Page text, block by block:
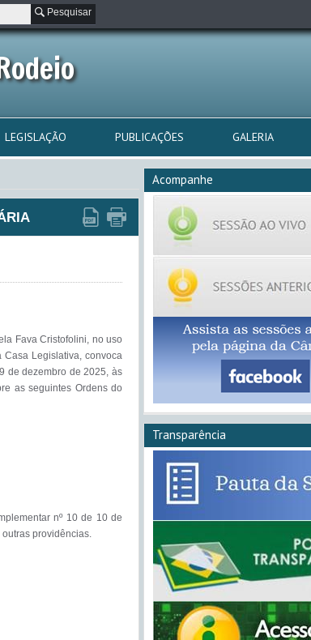
Pesquisar
LEGISLAÇÃO PUBLICAÇÕES GALERIA
Fava Cristofolini, no uso
Legislativa, convoca
de dezembro de 2025, às
as seguintes Ordens do
nº 10 de 10 de
providências.
Acompanhe
Transparência